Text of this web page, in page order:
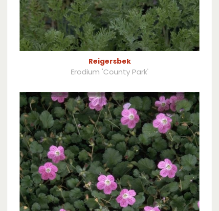
Reigersbek
Erodium 'County Park'